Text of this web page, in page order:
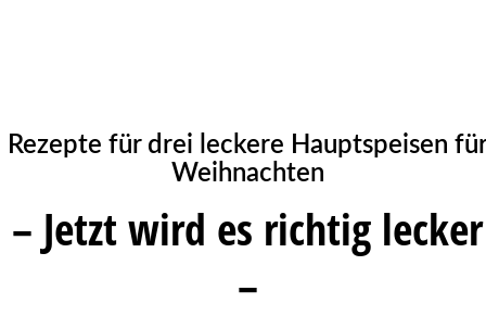
Rezepte für drei leckere Hauptspeisen
Weihnachten
– Jetzt wird es richtig lecker
–